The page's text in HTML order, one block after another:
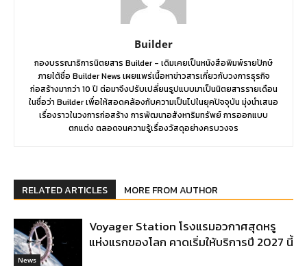
Builder
กองบรรณาธิการนิตยสาร Builder - เดิมเคยเป็นหนังสือพิมพ์รายปักษ์
ภายใต้ชื่อ Builder News เผยแพร่เนื้อหาข่าวสารเกี่ยวกับวงการธุรกิจ
ก่อสร้างมากว่า 10 ปี ต่อมาจึงปรับเปลี่ยนรูปแบบมาเป็นนิตยสารรายเดือน
ในชื่อว่า Builder เพื่อให้สอดคล้องกับความเป็นไปในยุคปัจจุบัน มุ่งนำเสนอ
เรื่องราวในวงการก่อสร้าง การพัฒนาอสังหาริมทรัพย์ การออกแบบ
ตกแต่ง ตลอดจนความรู้เรื่องวัสดุอย่างครบวงจร
RELATED ARTICLES MORE FROM AUTHOR
News
Voyager Station โรงแรมอวกาศสุดหรู
แห่งแรกของโลก คาดเริ่มให้บริการปี 2027 นี้